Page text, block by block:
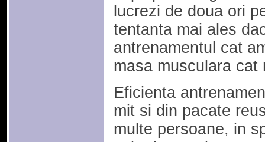
lucrezi de doua ori
tentanta mai ales
antrenamentul cat
masa musculara cat
Eficienta
mit si din pacate
multe persoane, in